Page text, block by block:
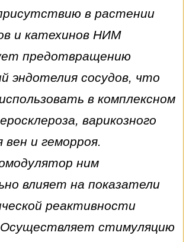
в растении
и катехинов НИМ
предотвращению
эндотелия сосудов, что
в комплексном
варикозного
вен и геморроя.
ним
влияет на показатели
реактивности
Осуществляет стимуляцию